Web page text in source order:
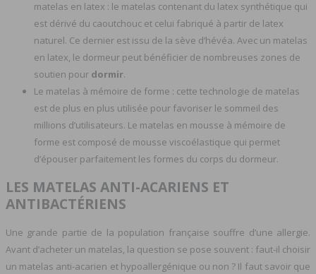
matelas en latex : le matelas contenant du latex synthétique qui
est dérivé du caoutchouc et celui fabriqué à partir de latex
naturel. Ce dernier est issu de la sève d’hévéa. Avec un matelas
en latex, le dormeur peut bénéficier de nombreuses zones de
soutien pour dormir.
Le matelas à mémoire de forme : cette technologie de matelas
est de plus en plus utilisée pour favoriser le sommeil des
millions d’utilisateurs. Le matelas en mousse à mémoire de
forme est composé de mousse viscoélastique qui permet
d’épouser parfaitement les formes du corps du dormeur.
LES MATELAS ANTI-ACARIENS ET
ANTIBACTÉRIENS
Une grande partie de la population française souffre d’une allergie.
Avant d’acheter un matelas, la question se pose souvent : faut-il choisir
un matelas anti-acarien et hypoallergénique ou non ? Il faut savoir que